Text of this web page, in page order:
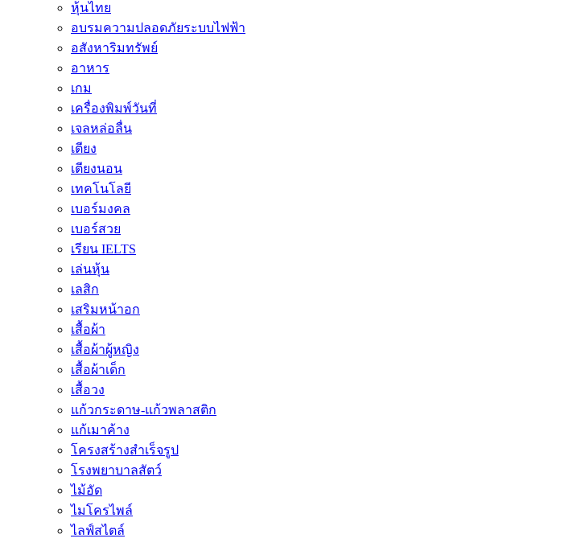
หุ้นไทย
อบรมความปลอดภัยระบบไฟฟ้า
อสังหาริมทรัพย์
อาหาร
เกม
เครื่องพิมพ์วันที่
เจลหล่อลื่น
เตียง
เตียงนอน
เทคโนโลยี
เบอร์มงคล
เบอร์สวย
เรียน IELTS
เล่นหุ้น
เลสิก
เสริมหน้าอก
เสื้อผ้า
เสื้อผ้าผู้หญิง
เสื้อผ้าเด็ก
เสื้อวง
แก้วกระดาษ-แก้วพลาสติก
แก้เมาค้าง
โครงสร้างสำเร็จรูป
โรงพยาบาลสัตว์
ไม้อัด
ไมโครไพล์
ไลฟ์สไตล์